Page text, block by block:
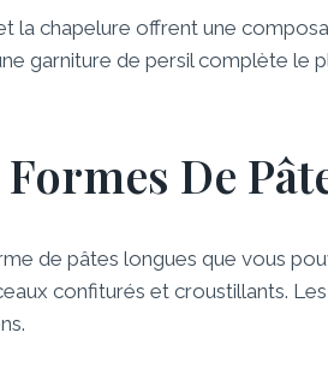
la chapelure offrent une
garniture de persil complète le
De
de pâtes longues que vous
confiturés et croustillants.